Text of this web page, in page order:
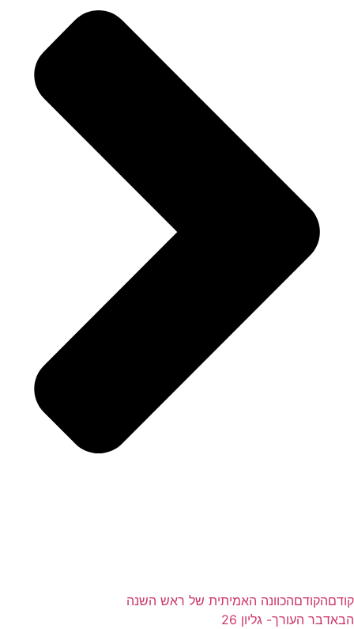
קודםהקודםהכוונה האמיתית של ראש השנה
הבאדבר העורך- גליון 26